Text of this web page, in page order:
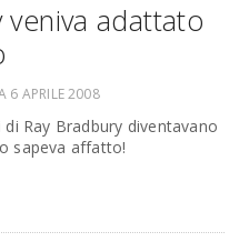
adattato
6 APRILE 2008
Ray Bradbury diventavano
sapeva affatto!